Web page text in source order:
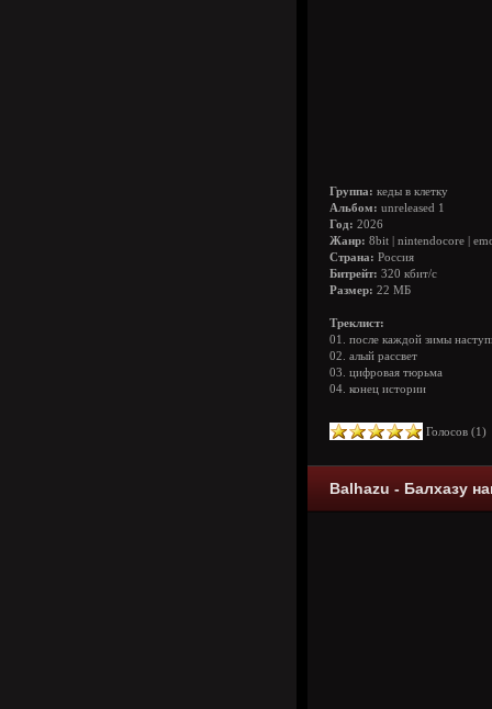
Группа: кеды в клетку
Альбом: unreleased 1
Год: 2026
Жанр: 8bit | nintendocore |
Страна: Россия
Битрейт: 320 кбит/с
Размер: 22 МБ
Треклист:
01. после каждой зимы
02. алый рассвет
03. цифровая тюрьма
04. конец истории
Голосов (1
Balhazu - Балхазу